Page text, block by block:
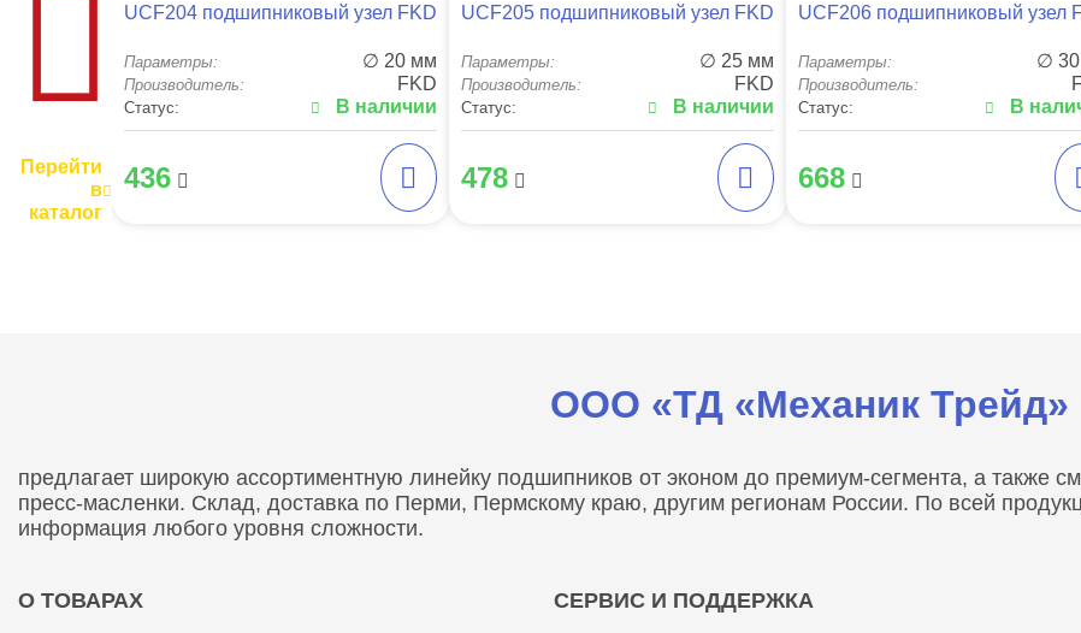
Перейти
в
каталог
UCF204 подшипниковый узел FKD
Параметры: ∅ 20 мм
Производитель: FKD
Статус: В наличии
436
UCF205 подшипниковый узел FKD
Параметры: ∅ 25 мм
Производитель: FKD
Статус: В наличии
478
UCF206 подшипниковый узел
Параметры: ∅
Производитель:
Статус: В
668
ООО «ТД «Механик Трейд»
предлагает широкую ассортиментную линейку подшипников от эконом до премиум-сегмента, а также
пресс-масленки. Склад, доставка по Перми, Пермскому краю, другим регионам России. По всей
информация любого уровня сложности.
О ТОВАРАХ СЕРВИС И ПОДДЕРЖКА